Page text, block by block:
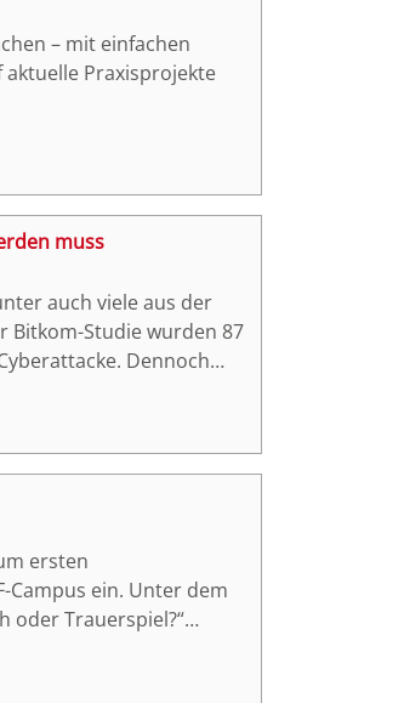
– mit einfachen
Praxisprojekte
muss
auch viele aus der
Bitkom-Studie wurden 87
Dennoch
denn die Schäden
gehen. IT-
Umdenken und
Hacker.
ersten
Campus ein. Unter dem
oder Trauerspiel?“
Veranstaltung zeigte